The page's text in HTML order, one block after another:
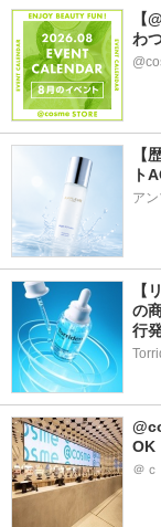
【
わ
【
ト
ア
【
の
行
OK
＠